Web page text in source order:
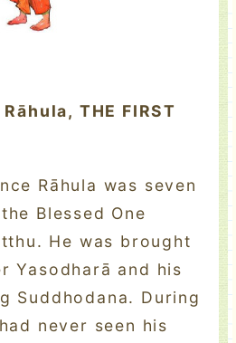
THE FIRST
Rāhula was seven
Blessed One
He was brought
Yasodharā and his
Suddhodana. During
never seen his